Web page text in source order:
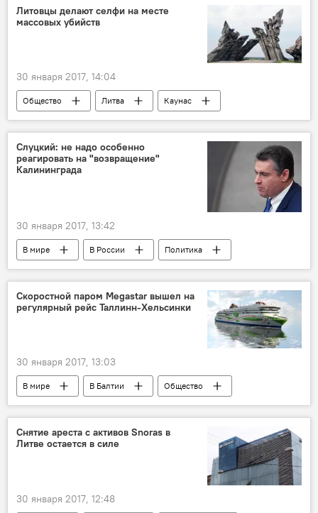
Федор Бондарчук
"Притяжение"
Литовцы делают селфи на месте
массовых убийств
30 января 2017, 14:04
Общество Литва
Каунас
Ремигиюс Шимашюс
Каунасский музей IX форта
памятники жертвам фашизма
Слуцкий: не надо особенно
реагировать на "возвращение"
Калининграда
30 января 2017, 13:42
В мире В России
Политика
Россия
Владимир Джабаров
Леонид Слуцкий
Линас Бальсис
Дела приграничные: Калининград
Скоростной паром Megastar вышел на
регулярный рейс Таллинн-Хельсинки
30 января 2017, 13:03
В мире В Балтии
Общество
Эстония
Тарья Халонен
Megastar
паром
Tallink Megastar
Снятие ареста с активов Snoras в
Литве остается в силе
30 января 2017, 12:48